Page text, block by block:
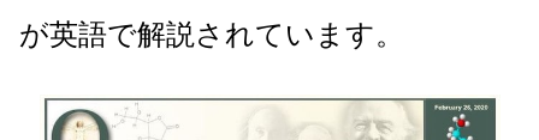
が英語で解説されています。